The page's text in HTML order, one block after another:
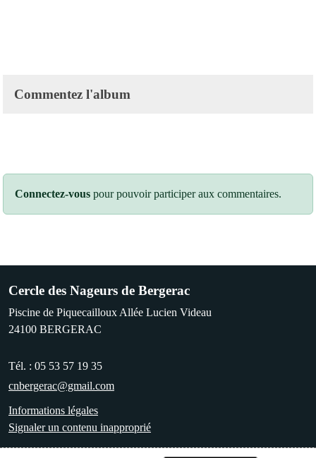
Commentez l'album
Connectez-vous pour pouvoir participer aux commentaires.
Cercle des Nageurs de Bergerac
Piscine de Piquecailloux Allée Lucien Videau
24100 BERGERAC
Tél. : 05 53 57 19 35
cnbergerac@gmail.com
Informations légales
Signaler un contenu inapproprié